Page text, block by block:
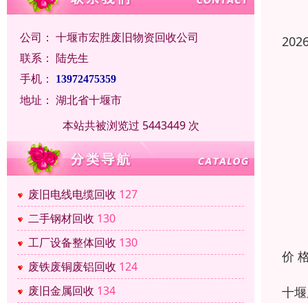
公司： 十堰市宏胜废旧物资回收公司
联系： 陆先生
手机：
13972475359
地址： 湖北省十堰市
本站共被浏览过 5443449 次
废旧电线电缆回收 127
二手钢材回收 130
工厂设备整体回收 130
废铁废铜废铝回收 124
废旧金属回收 134
价
十